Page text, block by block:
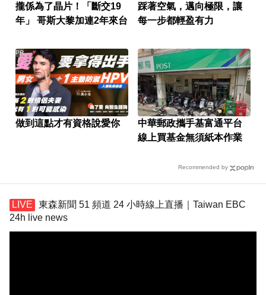
攏係為了晶片！「斷交19
年」 哥斯大黎加連2年來台
踩著空氣，邁向極限，讓
每一步都輕盈有力
做到這點才有資格說愛你
PR
中華郵政攜手基富通平台
線上買基金無須紙本作業
Recommended by
東森新聞 51 頻道 24 小時線上直播｜Taiwan EBC
24h live news